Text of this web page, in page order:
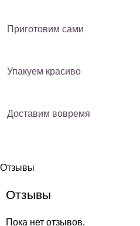
Приготовим сами
Упакуем красиво
Доставим вовремя
Отзывы
Отзывы
Пока нет отзывов.